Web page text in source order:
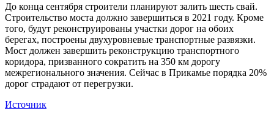
До конца сентября строители планируют залить шесть свай.
Строительство моста должно завершиться в 2021 году. Кроме
того, будут реконструированы участки дорог на обоих
берегах, построены двухуровневые транспортные развязки.
Мост должен завершить реконструкцию транспортного
коридора, призванного сократить на 350 км дорогу
межрегионального значения. Сейчас в Прикамье порядка 20%
дорог страдают от перегрузки.
Источник